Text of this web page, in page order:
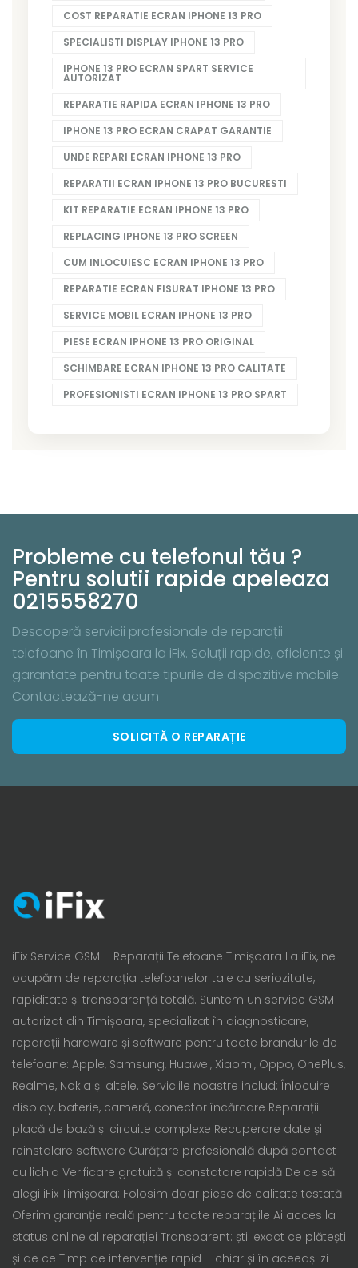
COST REPARATIE ECRAN IPHONE 13 PRO
SPECIALISTI DISPLAY IPHONE 13 PRO
IPHONE 13 PRO ECRAN SPART SERVICE
AUTORIZAT
REPARATIE RAPIDA ECRAN IPHONE 13 PRO
IPHONE 13 PRO ECRAN CRAPAT GARANTIE
UNDE REPARI ECRAN IPHONE 13 PRO
REPARATII ECRAN IPHONE 13 PRO BUCURESTI
KIT REPARATIE ECRAN IPHONE 13 PRO
REPLACING IPHONE 13 PRO SCREEN
CUM INLOCUIESC ECRAN IPHONE 13 PRO
REPARATIE ECRAN FISURAT IPHONE 13 PRO
SERVICE MOBIL ECRAN IPHONE 13 PRO
PIESE ECRAN IPHONE 13 PRO ORIGINAL
SCHIMBARE ECRAN IPHONE 13 PRO CALITATE
PROFESIONISTI ECRAN IPHONE 13 PRO SPART
Probleme cu telefonul tău ?
Pentru solutii rapide apeleaza
0215558270
Descoperă servicii profesionale de reparații
telefoane în Timișoara la iFix. Soluții rapide, eficiente și
garantate pentru toate tipurile de dispozitive mobile.
Contactează-ne acum
SOLICITĂ O REPARAȚIE
iFix Service GSM – Reparații Telefoane Timișoara La iFix, ne
ocupăm de reparația telefoanelor tale cu seriozitate,
rapiditate și transparență totală. Suntem un service GSM
autorizat din Timișoara, specializat în diagnosticare,
reparații hardware și software pentru toate brandurile de
telefoane: Apple, Samsung, Huawei, Xiaomi, Oppo, OnePlus,
Realme, Nokia și altele. Serviciile noastre includ: Înlocuire
display, baterie, cameră, conector încărcare Reparații
placă de bază și circuite complexe Recuperare date și
reinstalare software Curățare profesională după contact
cu lichid Verificare gratuită și constatare rapidă De ce să
alegi iFix Timișoara: Folosim doar piese de calitate testată
Oferim garanție reală pentru toate reparațiile Ai acces la
status online al reparației Transparent: știi exact ce plătești
și de ce Timp de intervenție rapid – chiar și în aceeași zi